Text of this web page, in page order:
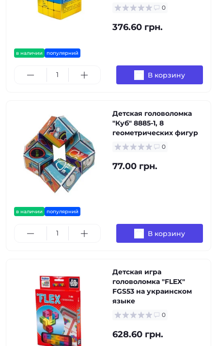
в наличии популярний
0
376.60 грн.
В корзину
в наличии популярний
Детская головоломка
"Куб" 8885-1, 8
геометрических фигур
0
77.00 грн.
В корзину
Детская игра
головоломка "FLEX"
FGS53 на украинском
языке
0
628.60 грн.